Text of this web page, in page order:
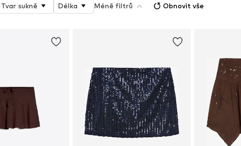
Tvar sukně Délka Méně filtrů Obnovit vše